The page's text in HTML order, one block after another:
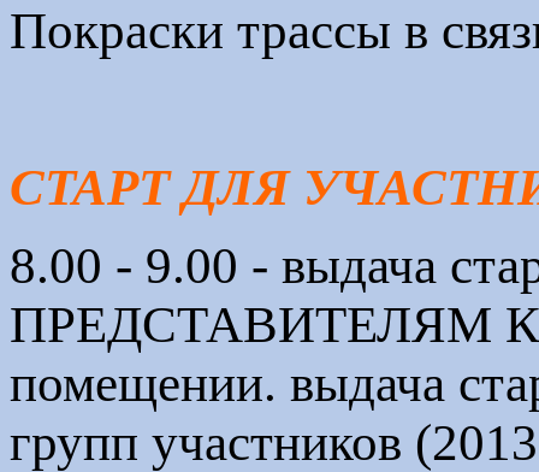
Покраски трассы в
СТАРТ ДЛЯ
8.00 - 9.00 - выдача
ПРЕДСТАВИТЕЛЯМ
помещении. выдача
групп участников